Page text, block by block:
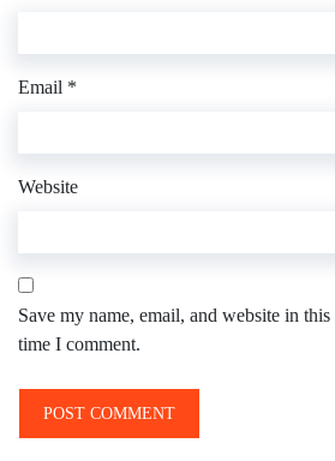
Email *
Website
Save my name, email, and website in
time I comment.